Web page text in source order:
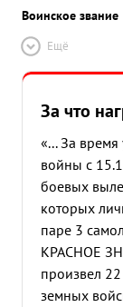
Воинское звание
Ещё
За что
«... За время
войны с
боевых
которых
паре 3
КРАСНОЕ
произвел
земных